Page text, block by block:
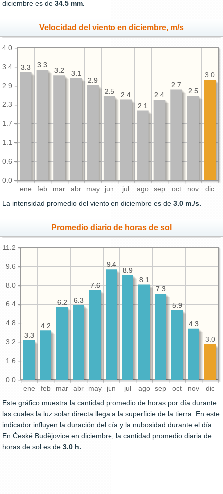
diciembre es de 34.5 mm.
Velocidad del viento en diciembre, m/s
ene feb mar abr may jun jul ago sep oct nov dic
0.0
0.6
1.1
1.7
2.3
2.9
3.4
4.0
2.5
2.7
2.4
2.1
2.4
2.5
2.9
3.1
3.2
3.3
3.3
3.0
2.5
2.7
2.4
2.1
2.4
2.5
2.9
3.1
3.2
3.3
3.3
La intensidad promedio del viento en diciembre es de 3.0 m./s.
Promedio diario de horas de sol
ene feb mar abr may jun jul ago sep oct nov dic
0.0
1.6
3.2
4.8
6.4
8.0
9.6
11.2
4.3
5.9
7.3
8.1
8.9
9.4
7.6
6.3
6.2
4.2
3.3
3.0
4.3
5.9
7.3
8.1
8.9
9.4
7.6
6.3
6.2
4.2
3.3
Este gráfico muestra la cantidad promedio de horas por día durante
las cuales la luz solar directa llega a la superficie de la tierra. En este
indicador influyen la duración del día y la nubosidad durante el día.
En České Budějovice en diciembre, la cantidad promedio diaria de
horas de sol es de 3.0 h.